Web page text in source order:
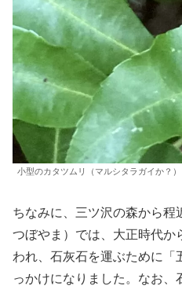
小型のカタツムリ（マルシタラガイか？）
ちなみに、三ツ沢の森から
つぼやま）では、大正時代か
われ、石灰石を運ぶために「
っかけになりました。なお、